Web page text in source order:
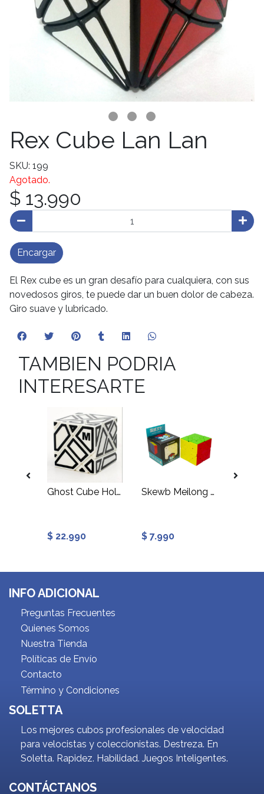
Rex Cube Lan Lan
SKU: 199
Agotado.
$ 13.990
Encargar
El Rex cube es un gran desafío para cualquiera, con sus
novedosos giros, te puede dar un buen dolor de cabeza.
Giro suave y lubricado.
TAMBIEN PODRIA
INTERESARTE
Ghost Cube Hollow
$ 22.990
Skewb Meilong Mixup III
$ 7.990
INFO ADICIONAL
Preguntas Frecuentes
Quienes Somos
Nuestra Tienda
Políticas de Envío
Contacto
Término y Condiciones
SOLETTA
Los mejores cubos profesionales de velocidad
para velocistas y coleccionistas. Destreza. En
Soletta. Rapidez. Habilidad. Juegos Inteligentes.
CONTÁCTANOS